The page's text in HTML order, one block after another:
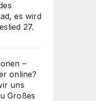
es wird
27.
–
online?
uns
Großes